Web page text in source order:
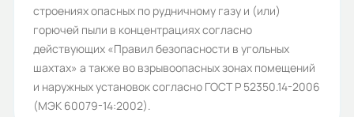
Серия:
2АИМУР
Бренд:
Орлан
строениях опасных по рудничному газу и (или)
горючей пыли в концентрациях согласно
действующих «Правил безопасности в угольных
шахтах» а также во взрывоопасных зонах помещений
и наружных установок согласно ГОСТ Р 52350.14-2006
(МЭК 60079-14:2002).